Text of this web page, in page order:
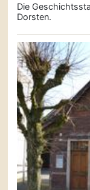
Die
Dorsten.